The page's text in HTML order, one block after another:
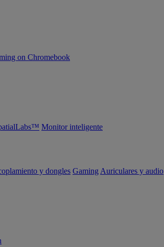
on Chromebook
Monitor inteligente
y dongles Gaming Auriculares y audio